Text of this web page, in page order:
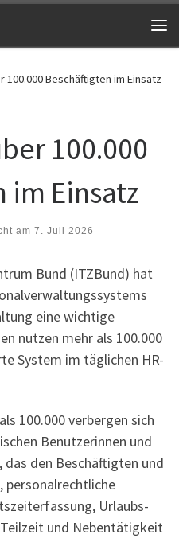
100.000 Beschäftigten im Einsatz
100.000
im Einsatz
am 7. Juli 2026
Bund (ITZBund) hat
eine wichtige
nutzen mehr als 100.000
System im täglichen HR-
100.000 verbergen sich
Benutzerinnen und
das den Beschäftigten und
personalrechtliche
Urlaubs-
und Nebentätigkeit